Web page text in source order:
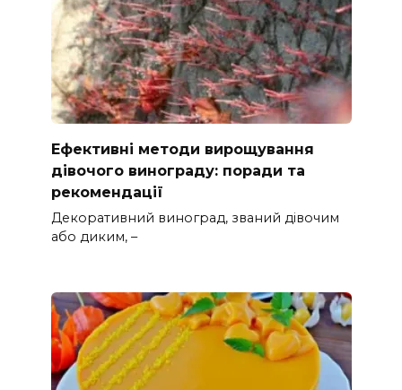
Ефективні методи вирощування
дівочого винограду: поради та
рекомендації
Декоративний виноград, званий дівочим
або диким, –